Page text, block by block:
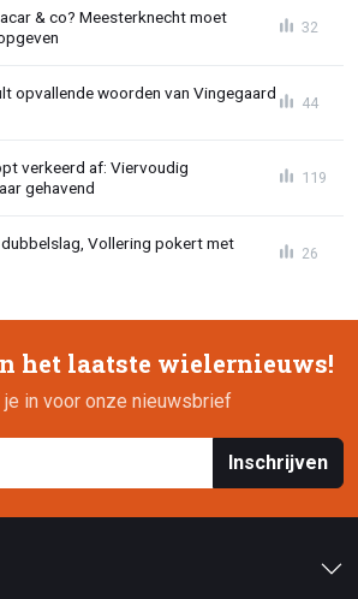
& co? Meesterknecht moet
32
opvallende woorden van Vingegaard
44
verkeerd af: Viervoudig
gehavend
119
Vollering pokert met
26
het laatste wielernieuws!
je in voor onze nieuwsbrief
Inschrijven